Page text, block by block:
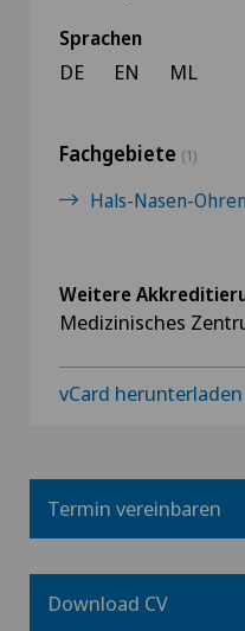
Sprachen
DE EN ML
Fachgebiete (1)
Hals-Nasen-
Weitere
Medizinisches
vCard herunterladen
Termin vereinbaren
Download CV